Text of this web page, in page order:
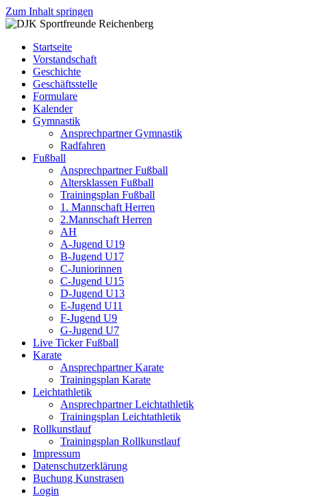
Zum Inhalt springen
Sportfreunde
Reichenberg
Gymnastik
Karate
Leichtathletik
Radfahren
Rollkunstlauf
Startseite
Vorstandschaft
Geschichte
Geschäftsstelle
Formulare
Kalender
Gymnastik
Ansprechpartner Gymnastik
Radfahren
Fußball
Ansprechpartner Fußball
Altersklassen Fußball
Trainingsplan Fußball
1. Mannschaft Herren
2.Mannschaft Herren
AH
A-Jugend U19
B-Jugend U17
C-Juniorinnen
C-Jugend U15
D-Jugend U13
E-Jugend U11
F-Jugend U9
G-Jugend U7
Live Ticker Fußball
Karate
Ansprechpartner Karate
Trainingsplan Karate
Leichtathletik
Ansprechpartner Leichtathletik
Trainingsplan Leichtathletik
Rollkunstlauf
Trainingsplan Rollkunstlauf
Impressum
Datenschutzerklärung
Buchung Kunstrasen
Login